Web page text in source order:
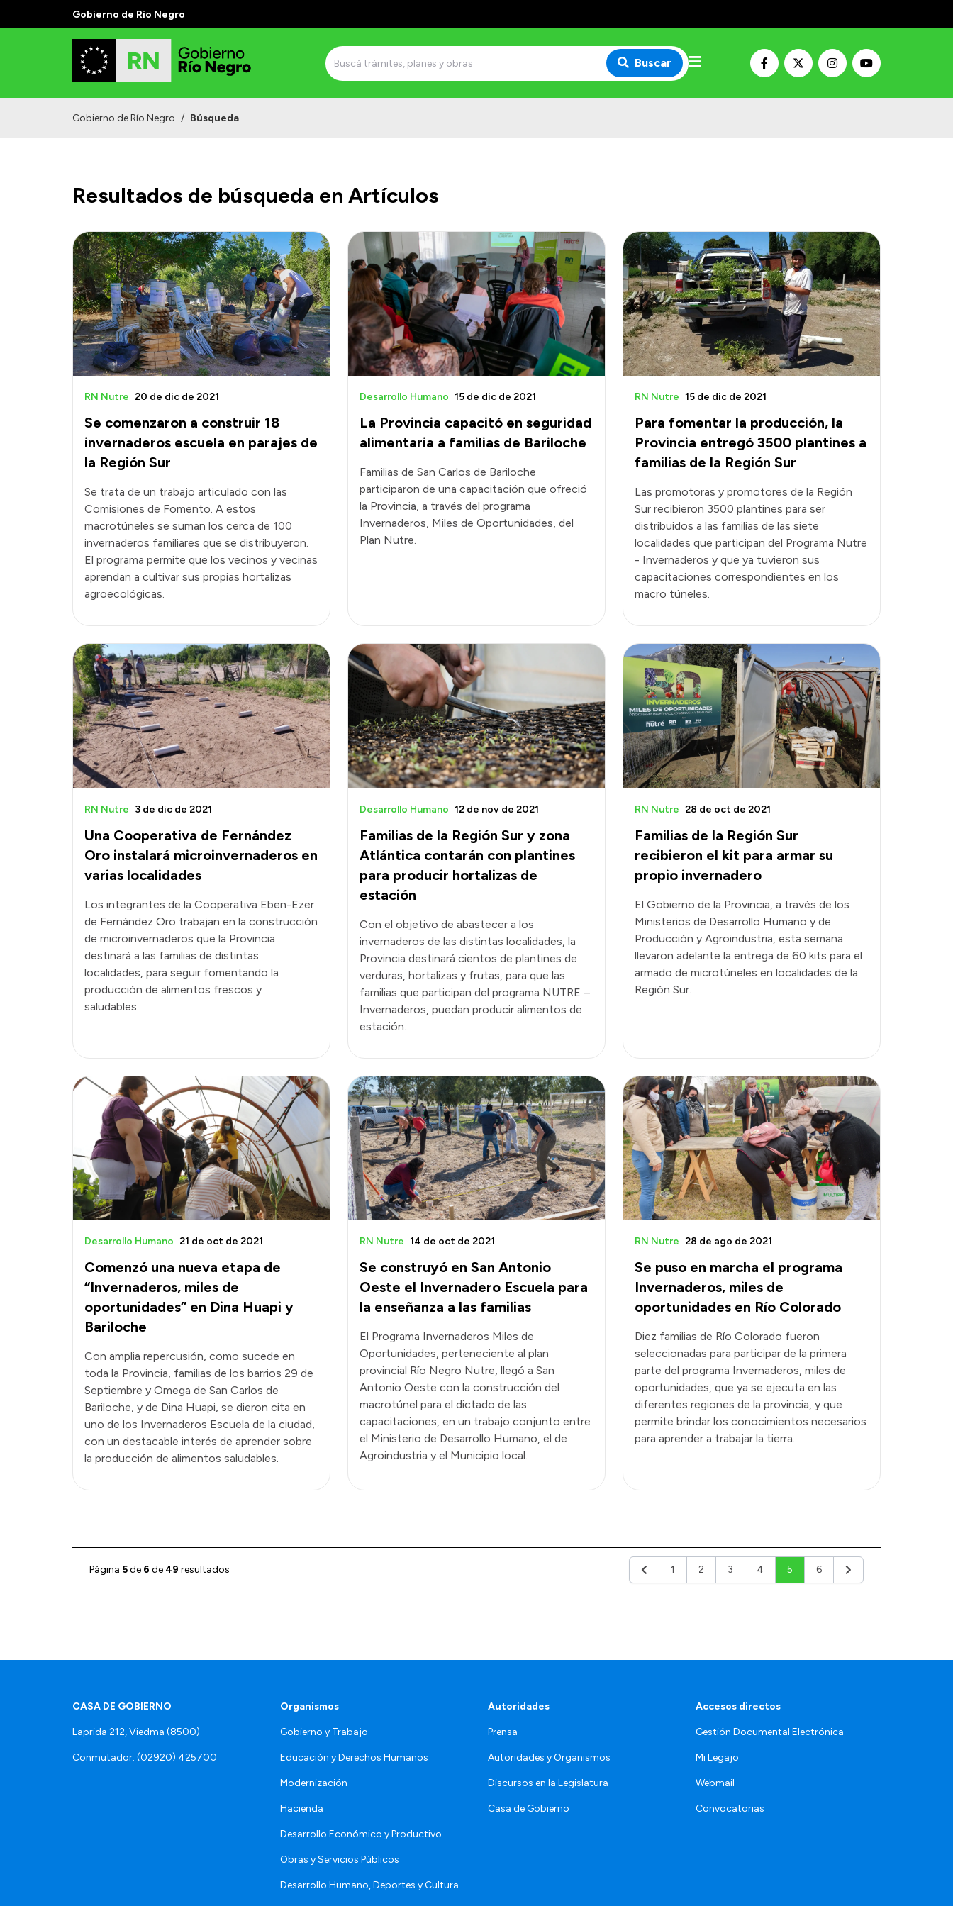
Gobierno de Río Negro
Buscar
Gobierno de Río Negro / Búsqueda
Resultados de búsqueda en Artículos
Se comenzaron a construir 18
invernaderos escuela en parajes de
la Región Sur
RN Nutre 20 de dic de 2021
Se trata de un trabajo articulado con las
Comisiones de Fomento. A estos
macrotúneles se suman los cerca de 100
invernaderos familiares que se distribuyeron.
El programa permite que los vecinos y vecinas
aprendan a cultivar sus propias hortalizas
agroecológicas.
La Provincia capacitó en seguridad
alimentaria a familias de Bariloche
Desarrollo Humano 15 de dic de 2021
Familias de San Carlos de Bariloche
participaron de una capacitación que ofreció
la Provincia, a través del programa
Invernaderos, Miles de Oportunidades, del
Plan Nutre.
Para fomentar la producción, la
Provincia entregó 3500 plantines a
familias de la Región Sur
RN Nutre 15 de dic de 2021
Las promotoras y promotores de la Región
Sur recibieron 3500 plantines para ser
distribuidos a las familias de las siete
localidades que participan del Programa Nutre
- Invernaderos y que ya tuvieron sus
capacitaciones correspondientes en los
macro túneles.
Una Cooperativa de Fernández
Oro instalará microinvernaderos en
varias localidades
RN Nutre 3 de dic de 2021
Los integrantes de la Cooperativa Eben-Ezer
de Fernández Oro trabajan en la construcción
de microinvernaderos que la Provincia
destinará a las familias de distintas
localidades, para seguir fomentando la
producción de alimentos frescos y
saludables.
Familias de la Región Sur y zona
Atlántica contarán con plantines
para producir hortalizas de
estación
Desarrollo Humano 12 de nov de 2021
Con el objetivo de abastecer a los
invernaderos de las distintas localidades, la
Provincia destinará cientos de plantines de
verduras, hortalizas y frutas, para que las
familias que participan del programa NUTRE –
Invernaderos, puedan producir alimentos de
estación.
Familias de la Región Sur
recibieron el kit para armar su
propio invernadero
RN Nutre 28 de oct de 2021
El Gobierno de la Provincia, a través de los
Ministerios de Desarrollo Humano y de
Producción y Agroindustria, esta semana
llevaron adelante la entrega de 60 kits para el
armado de microtúneles en localidades de la
Región Sur.
Comenzó una nueva etapa de
“Invernaderos, miles de
oportunidades” en Dina Huapi y
Bariloche
Desarrollo Humano 21 de oct de 2021
Con amplia repercusión, como sucede en
toda la Provincia, familias de los barrios 29 de
Septiembre y Omega de San Carlos de
Bariloche, y de Dina Huapi, se dieron cita en
uno de los Invernaderos Escuela de la ciudad,
con un destacable interés de aprender sobre
la producción de alimentos saludables.
Se construyó en San Antonio
Oeste el Invernadero Escuela para
la enseñanza a las familias
RN Nutre 14 de oct de 2021
El Programa Invernaderos Miles de
Oportunidades, perteneciente al plan
provincial Río Negro Nutre, llegó a San
Antonio Oeste con la construcción del
macrotúnel para el dictado de las
capacitaciones, en un trabajo conjunto entre
el Ministerio de Desarrollo Humano, el de
Agroindustria y el Municipio local.
Se puso en marcha el programa
Invernaderos, miles de
oportunidades en Río Colorado
RN Nutre 28 de ago de 2021
Diez familias de Río Colorado fueron
seleccionadas para participar de la primera
parte del programa Invernaderos, miles de
oportunidades, que ya se ejecuta en las
diferentes regiones de la provincia, y que
permite brindar los conocimientos necesarios
para aprender a trabajar la tierra.
Página 5de 6 de 49 resultados Anterior1 2 3 4 5 6 Siguiente
CASA DE GOBIERNO
Laprida 212, Viedma (8500)
Conmutador: (02920) 425700
Organismos
Gobierno y Trabajo
Educación y Derechos Humanos
Modernización
Hacienda
Desarrollo Económico y Productivo
Obras y Servicios Públicos
Desarrollo Humano, Deportes y Cultura
Autoridades
Prensa
Autoridades y Organismos
Discursos en la Legislatura
Casa de Gobierno
Accesos directos
Gestión Documental Electrónica
Mi Legajo
Webmail
Convocatorias